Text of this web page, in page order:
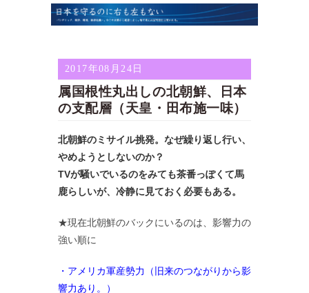
2017年08月24日
属国根性丸出しの北朝鮮、日本
の支配層（天皇・田布施一味）
北朝鮮のミサイル挑発。なぜ繰り返し行い、
やめようとしないのか？
TVが騒いでいるのをみても茶番っぽくて馬
鹿らしいが、冷静に見ておく必要もある。
★現在北朝鮮のバックにいるのは、影響力の
強い順に
・アメリカ軍産勢力（旧来のつながりから影
響力あり。）